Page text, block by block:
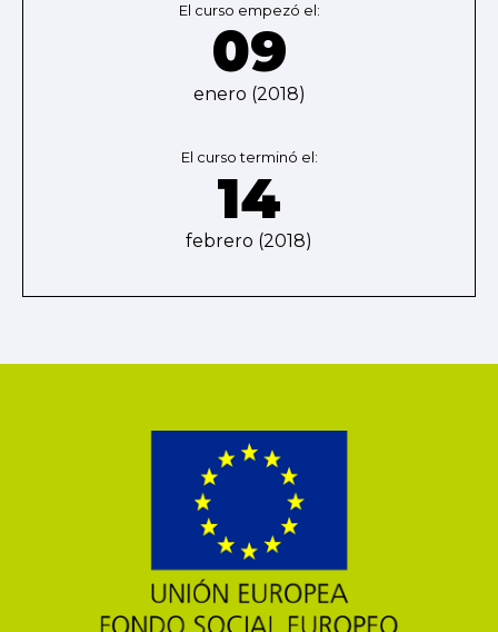
El curso empezó el:
09
enero (2018)
El curso terminó el:
14
febrero (2018)